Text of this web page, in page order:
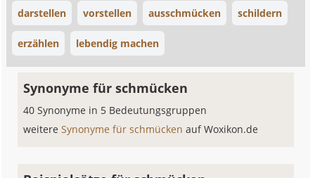
darstellen vorstellen ausschmücken schildern
erzählen lebendig machen
Synonyme für schmücken
40 Synonyme in 5 Bedeutungsgruppen
weitereSynonyme für schmückenauf Woxikon.de